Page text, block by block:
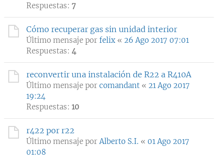
Respuestas: 7
Cómo recuperar gas sin unidad interior
Último mensaje por felix « 26 Ago 2017 07:01
Respuestas: 4
reconvertir una instalación de R22 a R410A
Último mensaje por comandant « 21 Ago 2017
19:24
Respuestas: 10
r422 por r22
Último mensaje porAlberto S.I. « 01 Ago 2017
01:08